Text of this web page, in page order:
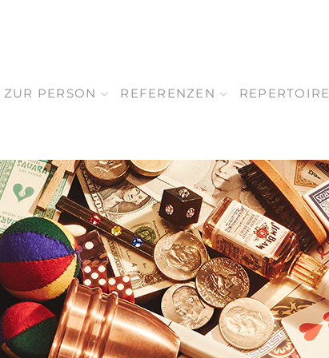
ZUR PERSON REFERENZEN REPERTOIRE